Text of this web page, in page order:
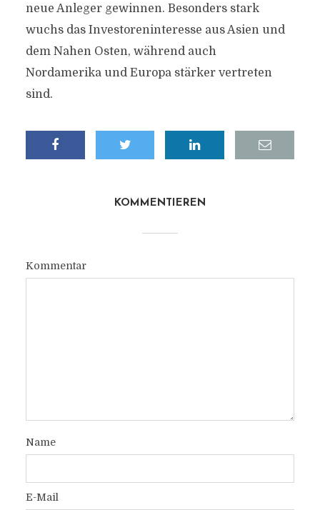
neue Anleger gewinnen. Besonders stark
wuchs das Investoreninteresse aus Asien und
dem Nahen Osten, während auch
Nordamerika und Europa stärker vertreten
sind.
KOMMENTIEREN
Kommentar
Name
E-Mail